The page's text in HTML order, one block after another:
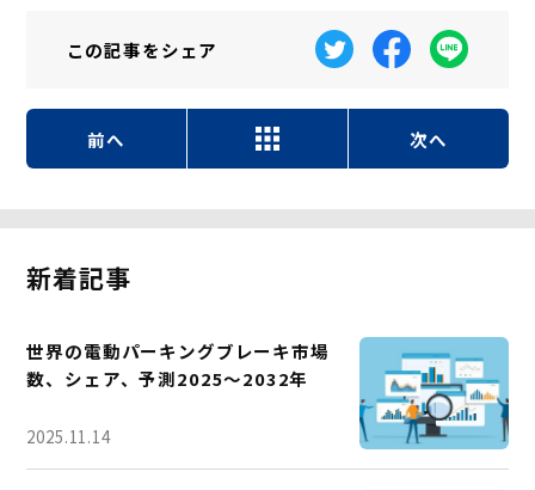
この記事をシェア
前へ 次へ
新着記事
世界の電動パーキングブレーキ市場
数、シェア、予測2025～2032年
2025.11.14